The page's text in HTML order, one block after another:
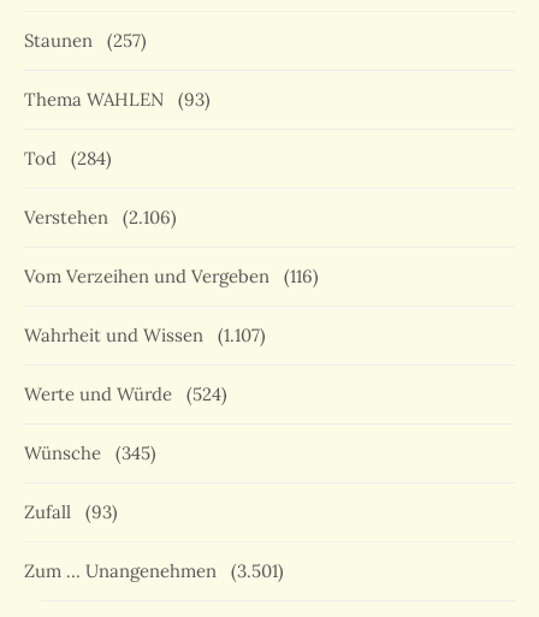
Staunen (257)
Thema WAHLEN (93)
Tod (284)
Verstehen (2.106)
Vom Verzeihen und Vergeben (116)
Wahrheit und Wissen (1.107)
Werte und Würde (524)
Wünsche (345)
Zufall (93)
Zum … Unangenehmen (3.501)